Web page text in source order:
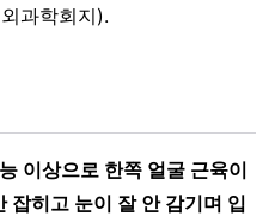
과학회지).
이상으로 한쪽 얼굴 근육이
잡히고 눈이 잘 안 감기며 입